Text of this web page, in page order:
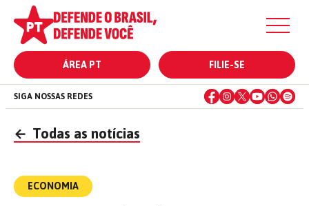
ÁREA PT FILIE-SE
SIGA NOSSAS REDES
← Todas as notícias
ECONOMIA